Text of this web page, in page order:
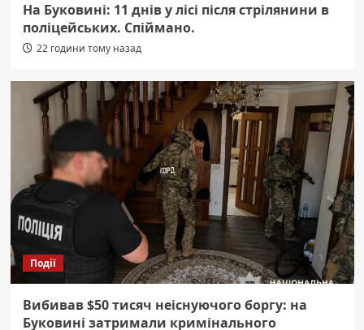
На Буковині: 11 днів у лісі після стрілянини в
поліцейських. Спіймано.
22 години тому назад
Події
Вибивав $50 тисяч неіснуючого боргу: на
Буковині затримали кримінального